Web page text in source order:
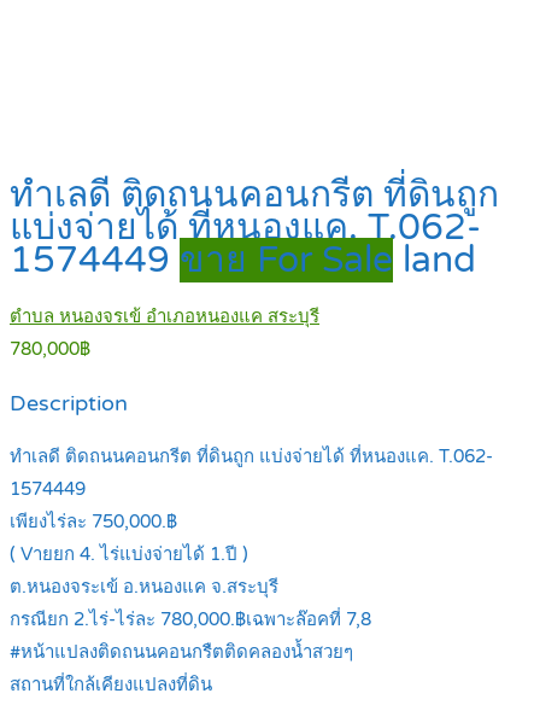
ทำเลดี ติดถนนคอนกรีต ที่ดินถูก
แบ่งจ่ายได้ ที่หนองแค. T.062-
1574449 ขาย For Sale land
ตำบล หนองจรเข้ อำเภอหนองแค สระบุรี
780,000฿
Description
ทำเลดี ติดถนนคอนกรีต ที่ดินถูก แบ่งจ่ายได้ ที่หนองแค. T.062-
1574449
เพียงไร่ละ 750,000.฿
( Vายยก 4. ไร่แบ่งจ่ายได้ 1.ปี )
ต.หนองจระเข้ อ.หนองแค จ.สระบุรี
กรณียก 2.ไร่-ไร่ละ 780,000.฿เฉพาะล๊อคที่ 7,8
#หน้าแปลงติดถนนคอนกรืตติดคลองน้ำสวยๆ
สถานที่ใกล้เคียงแปลงที่ดิน